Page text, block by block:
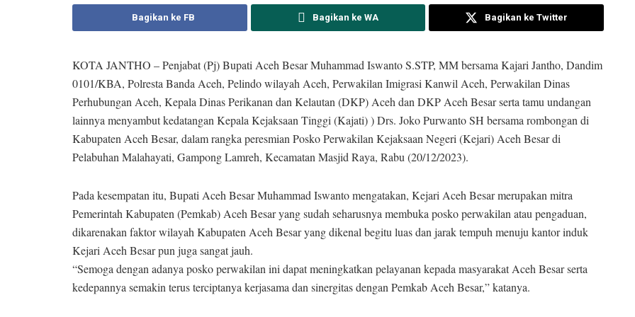
Bagikan ke FB Bagikan ke WA Bagikan ke Twitter
KOTA JANTHO – Penjabat (Pj) Bupati Aceh Besar Muhammad Iswanto S.STP, MM bersama Kajari Jantho, Dandim
0101/KBA, Polresta Banda Aceh, Pelindo wilayah Aceh, Perwakilan Imigrasi Kanwil Aceh, Perwakilan Dinas
Perhubungan Aceh, Kepala Dinas Perikanan dan Kelautan (DKP) Aceh dan DKP Aceh Besar serta tamu undangan
lainnya menyambut kedatangan Kepala Kejaksaan Tinggi (Kajati) ) Drs. Joko Purwanto SH bersama rombongan di
Kabupaten Aceh Besar, dalam rangka peresmian Posko Perwakilan Kejaksaan Negeri (Kejari) Aceh Besar di
Pelabuhan Malahayati, Gampong Lamreh, Kecamatan Masjid Raya, Rabu (20/12/2023).
Pada kesempatan itu, Bupati Aceh Besar Muhammad Iswanto mengatakan, Kejari Aceh Besar merupakan mitra
Pemerintah Kabupaten (Pemkab) Aceh Besar yang sudah seharusnya membuka posko perwakilan atau pengaduan,
dikarenakan faktor wilayah Kabupaten Aceh Besar yang dikenal begitu luas dan jarak tempuh menuju kantor induk
Kejari Aceh Besar pun juga sangat jauh.
“Semoga dengan adanya posko perwakilan ini dapat meningkatkan pelayanan kepada masyarakat Aceh Besar serta
kedepannya semakin terus terciptanya kerjasama dan sinergitas dengan Pemkab Aceh Besar,” katanya.